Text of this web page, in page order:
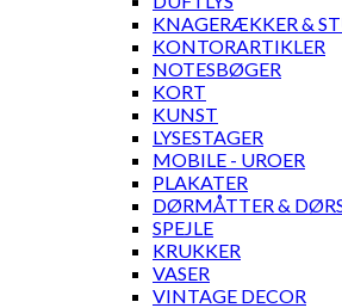
KNAGERÆKKER &
KONTORARTIKLER
NOTESBØGER
KORT
KUNST
LYSESTAGER
MOBILE - UROER
PLAKATER
DØRMÅTTER &
SPEJLE
KRUKKER
VASER
VINTAGE DECOR